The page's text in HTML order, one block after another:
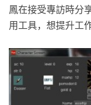
鳳在接受專訪時分
用工具，想提升工